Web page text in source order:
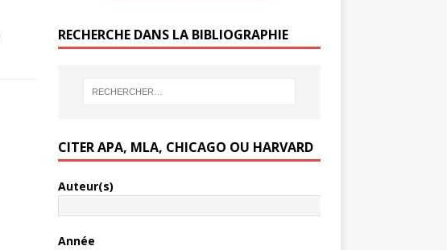
RECHERCHE DANS LA BIBLIOGRAPHIE
CITER APA, MLA, CHICAGO OU HARVARD
Auteur(s)
Année